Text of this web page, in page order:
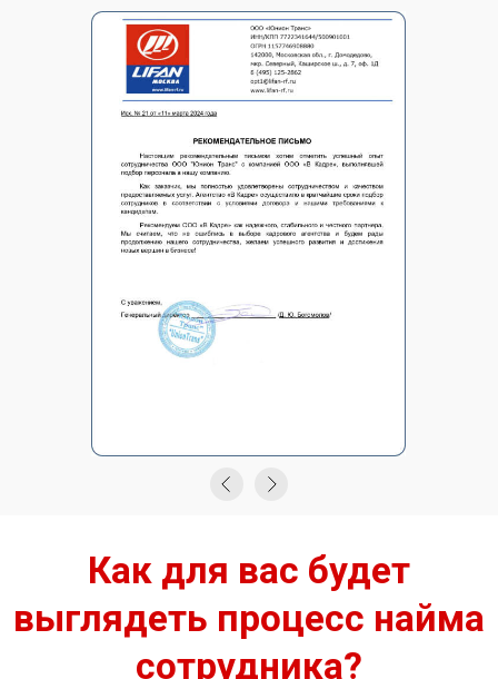
Оставьте заявку
и мы
проконсультируем Вас по
деталям работы
Узнать стоимость